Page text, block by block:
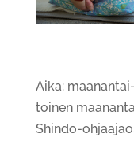
Aika:
toinen
Shindo-